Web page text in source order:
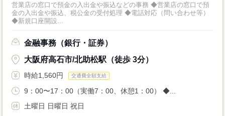
営業店の窓口で預金の入出金や振込などの事務 ◆営業店の窓口で預
金の入出金や振込、税公金の受付処理 ◆電話対応（問い合わせ等）
◆新規口座開設...
金融事務（銀行・証券）
大阪府高石市/北助松駅（徒歩 3分）
時給1,560円 交通費全額支給
9：00〜17：00（実働7：00、休憩1：00） ◆...
土曜日 日曜日 祝日